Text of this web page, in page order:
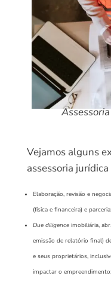
Vejamos alguns
assessoria
Elaboração, revisão e
(física e financeira) e parceria;
Due diligenceimobiliária,
emissão de relatório final)
e seus proprietários,
impactar o empreendimento;